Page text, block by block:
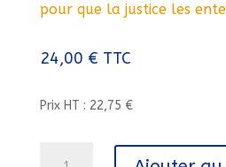
pour que la justice les
24,00 € TTC
Prix HT : 22,75 €